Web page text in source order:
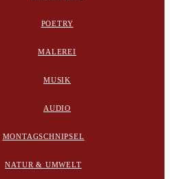
POETRY
MALEREI
MUSIK
AUDIO
MONTAGSCHNIPSEL
NATUR & UMWELT